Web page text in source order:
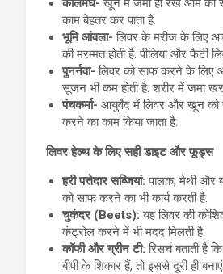
कालमेघ-खून में जमा हो रखे आम को
काम बेहतर कर पाता है.
भूमि आंवला-लिवर के मरीज के लिए
की मरम्मत होती है. पीलिया और फैटी
पुनर्नवा-लिवर को साफ करने के लिए
सूजन भी कम होती है. शरीर में जमा
पंचकर्मा- आयुर्वेद में लिवर और खून को
करने का काम किया जाता है.
लिवर हेल्थ के लिए सही डाइट और फूड्स
हरी पत्तेदार सब्जियां: पालक, मेथी और
को साफ करने का भी कार्य करती है.
चुकंदर (Beets): यह लिवर की
कंट्रोल करने में भी मदद मिलती है.
कॉफी और ग्रीन टी: रिसर्च बताती
बीपी के शिकार हैं, तो इससे दूरी ही